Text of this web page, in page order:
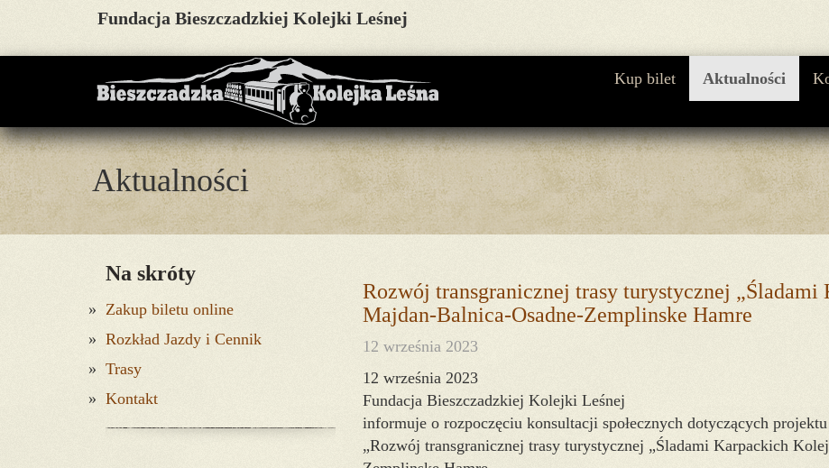
Fundacja Bieszczadzkiej Kolejki Leśnej
Kup bilet Aktualności
Aktualności
Na skróty
Zakup biletu online
Rozkład Jazdy i Cennik
Trasy
Kontakt
Rozwój transgranicznej trasy turystycznej
Majdan-Balnica-Osadne-Zemplinske Hamre
12 września 2023
12 września 2023
Fundacja Bieszczadzkiej Kolejki Leśnej
informuje o rozpoczęciu konsultacji społecznych dotyczących
„Rozwój transgranicznej trasy turystycznej „Śladami Karpackich